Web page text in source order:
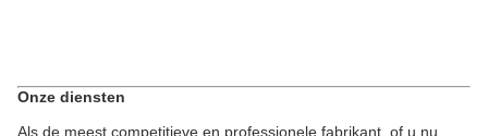
Onze diensten
Als de meest competitieve en professionele fabrikant, of u nu